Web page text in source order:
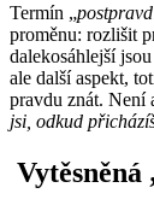
Termín „
proměnu: rozlišit
dalekosáhlejší
ale další aspekt,
pravdu znát. Není
jsi, odkud